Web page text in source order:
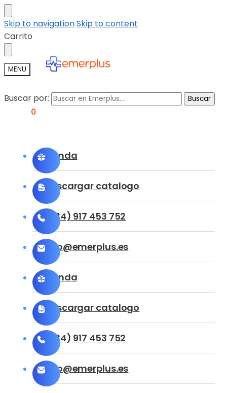
Skip to navigationSkip to content
Carrito
MENU
Buscar por: Buscar
0
Tienda
Descargar catalogo
(+34) 917 453 752
info@emerplus.es
Tienda
Descargar catalogo
(+34) 917 453 752
info@emerplus.es